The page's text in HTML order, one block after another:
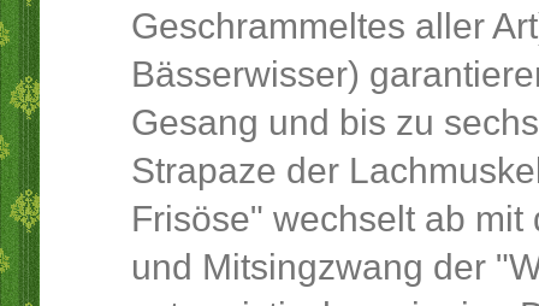
Geschrammeltes aller
Bässerwisser)
Gesang und bis zu
Strapaze der
Frisöse" wechselt ab
und Mitsingzwang der